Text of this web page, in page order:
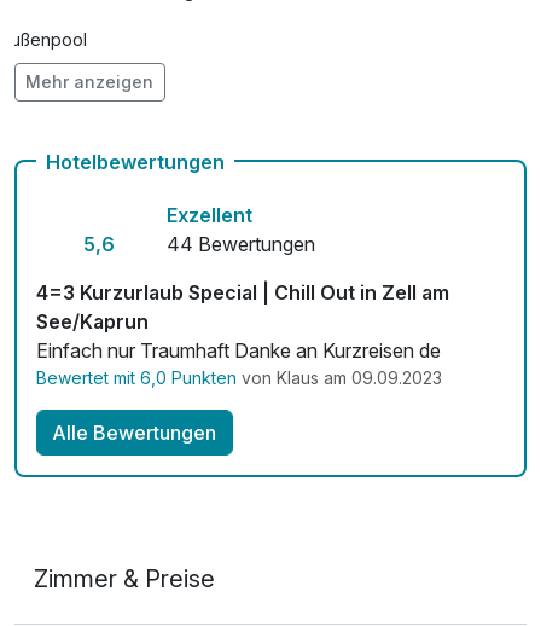
Verfügung, mit dem Sie alle öffentlichen Verkehrsmittel im
gesamten Bundesland Salzburg kostenfrei nutzen – bereits
ab Ihrer Anreise.
Mobilitätsabgabe)
Außenpool
Vielseitiger Wellnessbereich
Auch vegetarische Speisen
Fitnessgeräte stehen bereit
Kostenloses W-LAN
Mit Hotelbar
Mehr anzeigen
Hotelbewertungen
5,6
Exzellent
44 Bewertungen
4=3 Kurzurlaub Special | Chill Out in Zell am
See/Kaprun
Einfach nur Traumhaft Danke an Kurzreisen de
Bewertet mit 6,0 Punkten von Klaus am 09.09.2023
Alle Bewertungen
Zimmer & Preise